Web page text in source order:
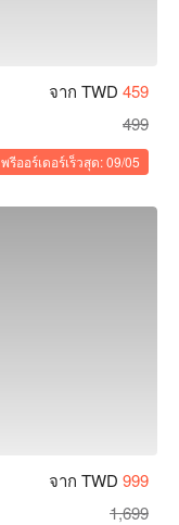
จาก TWD 459
499
พรีออร์เดอร์เร็วสุด: 09/05
จาก TWD 999
1,699